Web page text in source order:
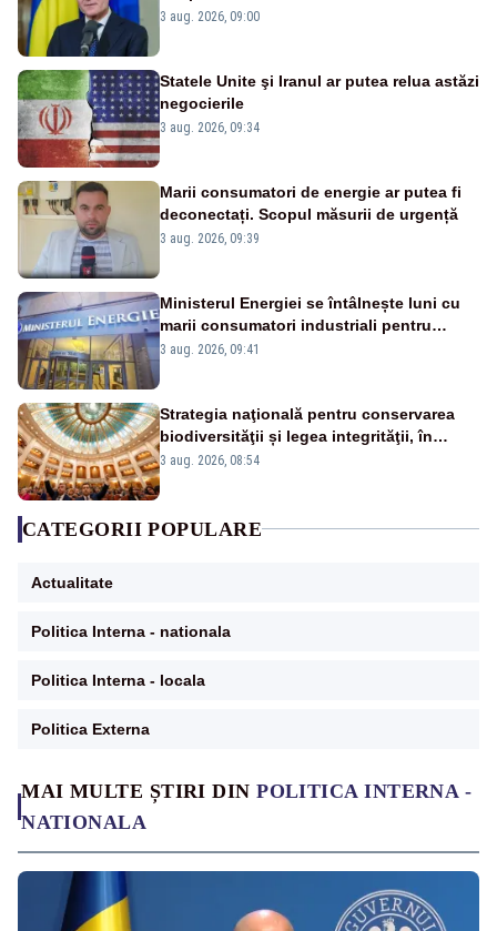
MAI MULTE ȘTIRI DINPOLITICA INTERNA -
NATIONALA
urbanismului, printre actele normative
3 aug. 2026, 09:00
Statele Unite şi Iranul ar putea relua astăzi
negocierile
3 aug. 2026, 09:34
Marii consumatori de energie ar putea fi
deconectați. Scopul măsurii de urgență
3 aug. 2026, 09:39
Ministerul Energiei se întâlnește luni cu
marii consumatori industriali pentru
reducerea voluntară a consumului de
3 aug. 2026, 09:41
Strategia naţională pentru conservarea
biodiversităţii și legea integrităţii, în
dezbatere
3 aug. 2026, 08:54
CATEGORII POPULARE
Actualitate
Politica Interna - nationala
Politica Interna - locala
Politica Externa